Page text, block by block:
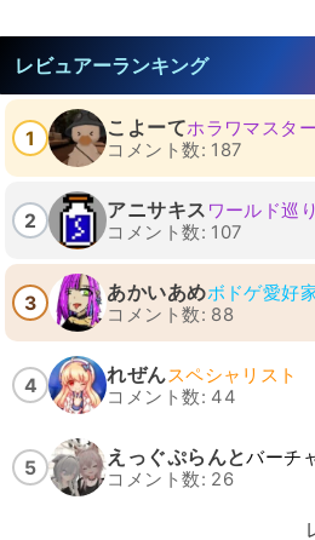
レビュアーランキング
1 こよーてホラワマスター
コメント数: 187
2 アニサキス ワールド巡
コメント数: 107
3 あかいあめボドゲ愛好
コメント数: 88
4 れぜんスペシャリスト
コメント数: 44
5 えっぐぷらんとバーチ
コメント数: 26